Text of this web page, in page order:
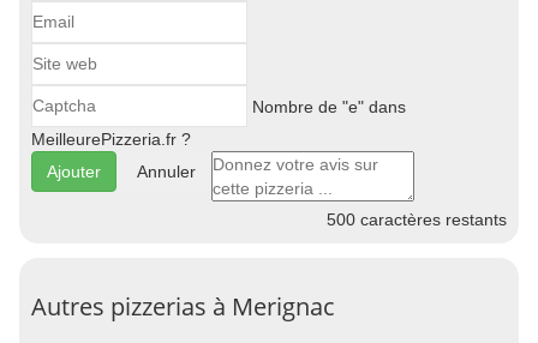
Nombre de "e" dans
MeilleurePizzeria.fr ?
Annuler
500 caractères restants
Autres pizzerias à Merignac